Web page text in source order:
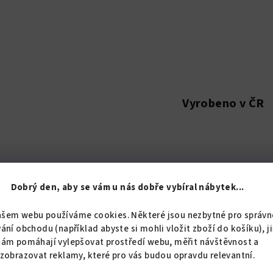
Dobrý den, aby se vám u nás dobře vybíral nábytek...
webu používáme cookies. Některé jsou nezbytné pro
obchodu (například abyste si mohli vložit zboží do košíku),
pomáhají vylepšovat prostředí webu, měřit návštěvnost a
zobrazovat reklamy, které pro vás budou opravdu relevantní.
Vyrobeno v ČR
Popis
Detailní popis
Satina